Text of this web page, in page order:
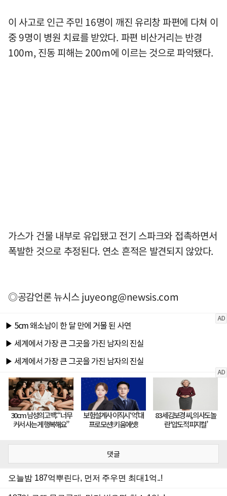
이 사고로 인근 주민 16명이 깨진 유리창 파편에 다쳐 이
중 9명이 병원 치료를 받았다. 파편 비산거리는 반경
100m, 진동 피해는 200m에 이르는 것으로 파악됐다.
가스가 건물 내부로 유입됐고 전기 스파크와 접촉하면서
폭발한 것으로 추정된다. 연소 흔적은 발견되지 않았다.
◎공감언론 뉴시스juyeong@newsis.com
댓글